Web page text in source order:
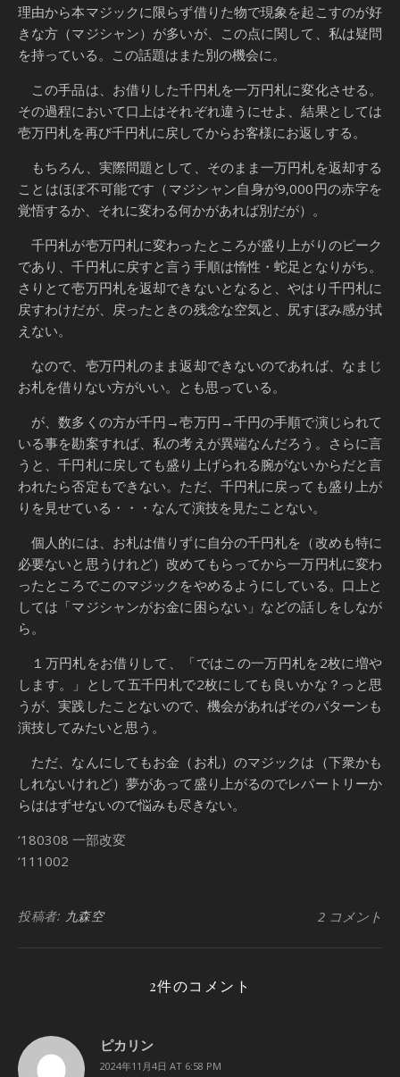
理由から本マジックに限らず借りた物で現象を起こすのが好
きな方（マジシャン）が多いが、この点に関して、私は疑問
を持っている。この話題はまた別の機会に。
この手品は、お借りした千円札を一万円札に変化させる。
その過程において口上はそれぞれ違うにせよ、結果としては
壱万円札を再び千円札に戻してからお客様にお返しする。
もちろん、実際問題として、そのまま一万円札を返却する
ことはほぼ不可能です（マジシャン自身が9,000円の赤字を
覚悟するか、それに変わる何かがあれば別だが）。
千円札が壱万円札に変わったところが盛り上がりのピーク
であり、千円札に戻すと言う手順は惰性・蛇足となりがち。
さりとて壱万円札を返却できないとなると、やはり千円札に
戻すわけだが、戻ったときの残念な空気と、尻すぼみ感が拭
えない。
なので、壱万円札のまま返却できないのであれば、なまじ
お札を借りない方がいい。とも思っている。
が、数多くの方が千円→壱万円→千円の手順で演じられて
いる事を勘案すれば、私の考えが異端なんだろう。さらに言
うと、千円札に戻しても盛り上げられる腕がないからだと言
われたら否定もできない。ただ、千円札に戻っても盛り上が
りを見せている・・・なんて演技を見たことない。
個人的には、お札は借りずに自分の千円札を（改めも特に
必要ないと思うけれど）改めてもらってから一万円札に変わ
ったところでこのマジックをやめるようにしている。口上と
しては「マジシャンがお金に困らない」などの話しをしなが
ら。
１万円札をお借りして、「ではこの一万円札を2枚に増や
します。」として五千円札で2枚にしても良いかな？っと思
うが、実践したことないので、機会があればそのパターンも
演技してみたいと思う。
ただ、なんにしてもお金（お札）のマジックは（下衆かも
しれないけれど）夢があって盛り上がるのでレパートリーか
らははずせないので悩みも尽きない。
‘180308 一部改変
‘111002
投稿者: 九森空 2 コメント
2件のコメント
ピカリン
2024年11月4日 AT 6:58 PM